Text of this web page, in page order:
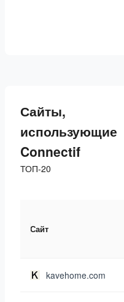
Сайты,
использующие
Connectif
ТОП-20
Сайт
kavehome.com